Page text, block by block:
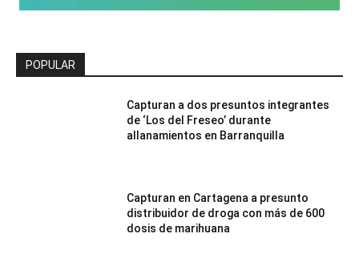
POPULAR
Capturan a dos presuntos integrantes
de ‘Los del Freseo’ durante
allanamientos en Barranquilla
Capturan en Cartagena a presunto
distribuidor de droga con más de 600
dosis de marihuana